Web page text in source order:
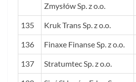
Zmysłów Sp. z o.o.
135 Kruk Trans Sp. z o.o.
136 Finaxe Finanse Sp. z o.o.
137 Stratumtec Sp. z o.o.